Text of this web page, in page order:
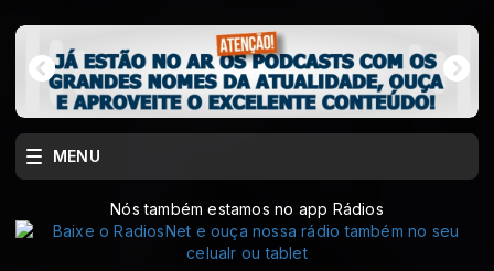
MENU
Nós também estamos no app Rádios